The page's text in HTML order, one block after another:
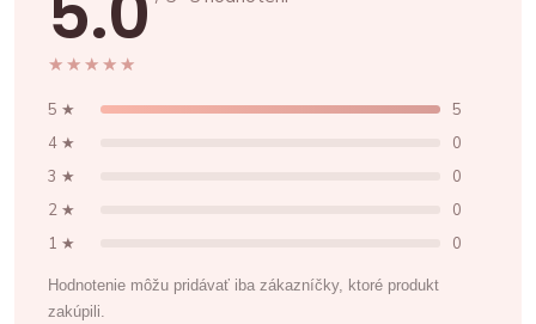
★★★★★
★★★★★
5 ★
5
4 ★
0
3 ★
0
2 ★
0
1 ★
0
Hodnotenie môžu pridávať iba zákazníčky, ktoré produkt
zakúpili.